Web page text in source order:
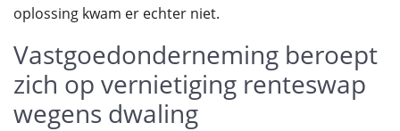
oplossing kwam er echter niet.
Vastgoedonderneming beroept
zich op vernietiging renteswap
wegens dwaling